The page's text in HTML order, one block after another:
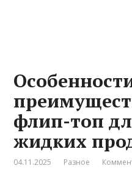
флип-топ
жидких
04.11.2025 Разное